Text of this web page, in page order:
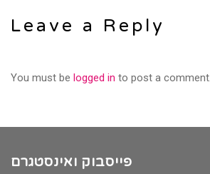
Leave a Reply
You must be logged in to post a comment.
פייסבוק ואינסטגרם